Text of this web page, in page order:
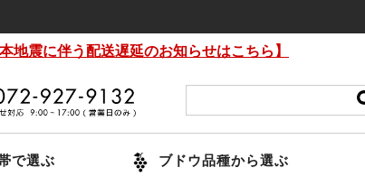
本地震に伴う配送遅延のお知らせはこちら】
で選ぶ ブドウ品種から選ぶ